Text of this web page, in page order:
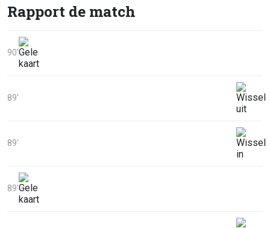
Rapport de match
90'
89'
89'
89'